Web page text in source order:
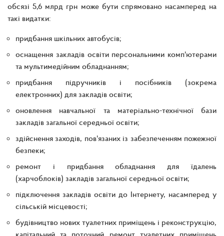
обсязі 5,6 млрд грн може бути спрямовано насамперед на
такі видатки:
придбання шкільних автобусів;
оснащення закладів освіти персональними комп'ютерами
та мультимедійним обладнанням;
придбання підручників і посібників (зокрема
електронних) для закладів освіти;
оновлення навчальної та матеріально-технічної бази
закладів загальної середньої освіти;
здійснення заходів, пов'язаних із забезпеченням пожежної
безпеки;
ремонт і придбання обладнання для їдалень
(харчоблоків) закладів загальної середньої освіти;
підключення закладів освіти до Інтернету, насамперед у
сільській місцевості;
будівництво нових туалетних приміщень і реконструкцію,
капітальний та поточний ремонт туалетних приміщень